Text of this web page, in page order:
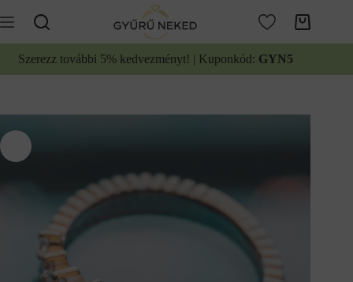
a
tartalomhoz
Kosár
Szerezz további 5% kedvezményt! | Kuponkód: GYN5